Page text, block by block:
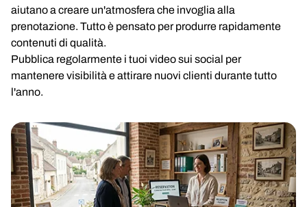
aiutano a creare un'atmosfera che invoglia alla
prenotazione. Tutto è pensato per produrre rapidamente
contenuti di qualità.
Pubblica regolarmente i tuoi video sui social per
mantenere visibilità e attirare nuovi clienti durante tutto
l'anno.